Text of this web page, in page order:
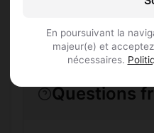
En poursuivant la
majeur(e) et
nécessaires.
Questions